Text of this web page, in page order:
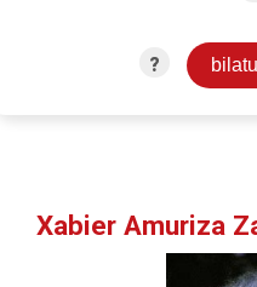
?
Xabier Amuriza